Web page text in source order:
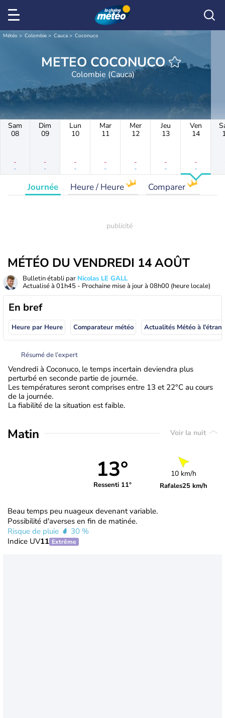
Météo Colombie Cauca Coconuco
METEO COCONUCO
Colombie (Cauca)
Sam
08
-
-
Dim
09
-
-
Lun
10
-
-
Mar
11
-
-
Mer
12
-
-
Jeu
13
-
-
Ven
14
-
-
Journée Heure / Heure Comparer
MÉTÉO DU VENDREDI 14 AOÛT
Bulletin établi par Nicolas LE GALL
Actualisé à 01h45 - Prochaine mise à jour à 08h00 (heure locale)
En bref
Heure par Heure Comparateur météo
Résumé de l’expert
Vendredi à Coconuco, le temps incertain deviendra plus
perturbé en seconde partie de journée.
Les températures seront comprises entre 13 et 22°C au cours
de la journée.
La fiabilité de la situation est faible.
Matin Voir la nuit
13°
Ressenti 11°
10 km/h
Rafales25 km/h
Beau temps peu nuageux devenant variable.
Possibilité d'averses en fin de matinée.
Risque de pluie
30 %
Indice UV11 Extrême